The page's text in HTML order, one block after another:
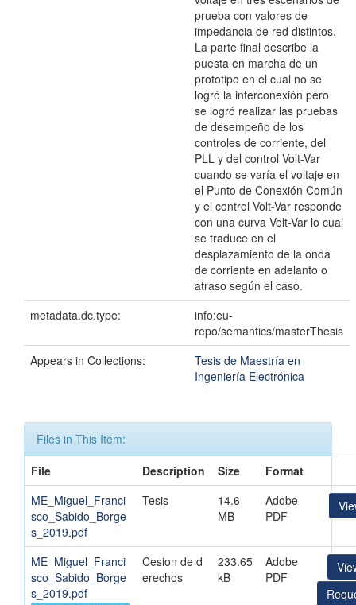
prueba con valores de
impedancia de red distintos.
La parte final describe la
puesta en marcha de un
prototipo en el cual no se
logró la interconexión pero
se logró realizar las pruebas
de desempeño de los
controles de corriente, del
PLL y del control Volt-Var
cuando se varía el voltaje en
el Punto de Conexión Común
y el control Volt-Var responde
con una curva Volt-Var lo cual
se traduce en el
desplazamiento de la onda
de corriente en adelanto o
atraso según el caso.
metadata.dc.type:
info:eu-
repo/semantics/masterThesis
Appears in Collections:
Tesis de Maestría en
Ingeniería Electrónica
Files in This Item:
File
Description Size
Format
ME_Miguel_Franci
sco_Sabido_Borge
s_2019.pdf
Tesis
14.6
MB
Adobe
PDF
ME_Miguel_Franci
sco_Sabido_Borge
s_2019.pdf
Cesion de d
erechos
233.65
kB
Adobe
PDF